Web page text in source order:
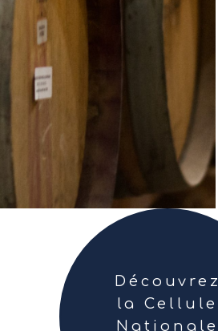
Découvrez
la Cellule
Nationale